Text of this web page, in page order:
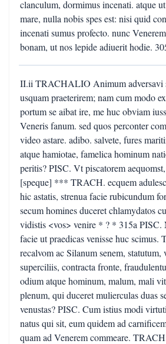
clanculum, dormimus incenati. atque
mare, nulla nobis spes est: nisi quid
incenati sumus profecto. nunc
bonam, ut nos lepide adiuerit hodie.
II.ii TRACHALIO Animum adversavi
usquam praeterirem; nam cum modo
portum se aibat ire, me huc obviam
Veneris fanum. sed quos perconter
video astare. adibo. salvete, fures
atque hamiotae, famelica hominum
peritis? PISC. Vt piscatorem
[speque] *** TRACH. ecquem
hic astatis, strenua facie rubicundum
secum homines duceret chlamydatos
vidistis <vos> venire * ? * 315a PISC.
facie ut praedicas venisse huc
recalvom ac Silanum senem, statutum,
superciliis, contracta fronte,
odium atque hominum, malum, mali
plenum, qui duceret mulierculas duas
venustas? PISC. Cum istius modi
natus qui sit, eum quidem ad
quam ad Venerem commeare.